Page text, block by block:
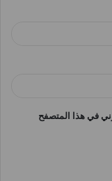
في هذا المتصفح